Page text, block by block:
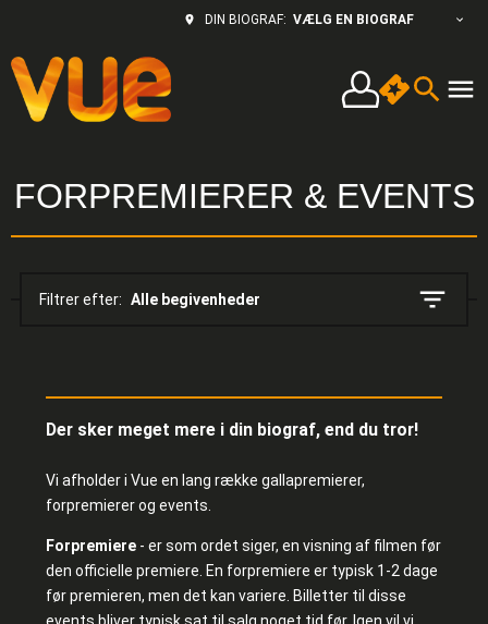
DIN BIOGRAF: VÆLG EN BIOGRAF
FORPREMIERER & EVENTS
Filtrer efter: Alle begivenheder
Der sker meget mere i din biograf, end du tror!
Vi afholder i Vue en lang række gallapremierer,
forpremierer og events.
Forpremiere - er som ordet siger, en visning af filmen før
den officielle premiere. En forpremiere er typisk 1-2 dage
før premieren, men det kan variere. Billetter til disse